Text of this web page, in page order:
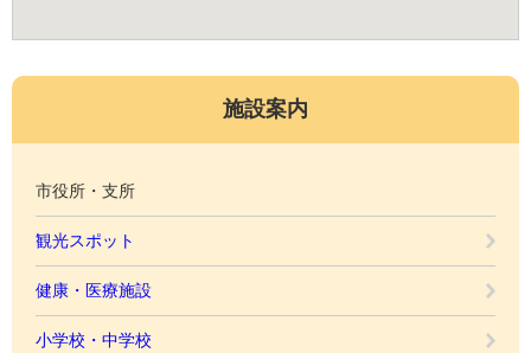
施設案内
市役所・支所
観光スポット
健康・医療施設
小学校・中学校